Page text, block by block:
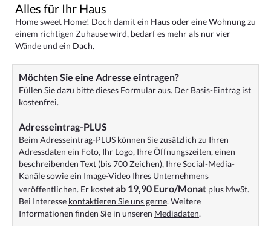
Alles für Ihr Haus
Home sweet Home! Doch damit ein Haus oder eine Wohnung zu
einem richtigen Zuhause wird, bedarf es mehr als nur vier
Wände und ein Dach.
Möchten Sie eine Adresse eintragen?
Füllen Sie dazu bittedieses Formularaus. Der Basis-Eintrag ist
kostenfrei.
Adresseintrag-PLUS
Beim Adresseintrag-PLUS können Sie zusätzlich zu Ihren
Adressdaten ein Foto, Ihr Logo, Ihre Öffnungszeiten, einen
beschreibenden Text (bis 700 Zeichen), Ihre Social-Media-
Kanäle sowie ein Image-Video Ihres Unternehmens
veröffentlichen. Er kostetab 19,90 Euro/Monat plus MwSt.
Bei Interesse kontaktieren Sie uns gerne. Weitere
Informationen finden Sie in unseren Mediadaten.